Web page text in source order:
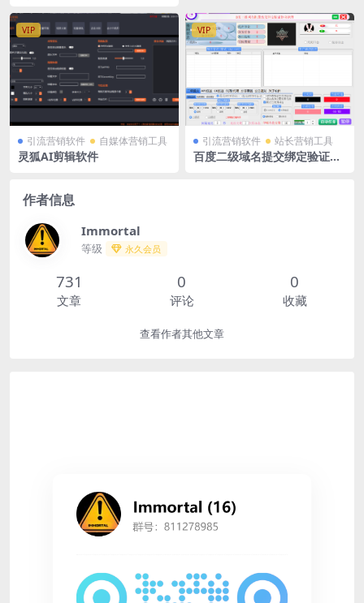
化操作软件。通过批...
VIP
引流营销软件 自媒体营销工具
灵狐AI剪辑软件
VIP
引流营销软件 站长营销工具
百度二级域名提交绑定验证协
作者信息
Immortal
等级 永久会员
731
文章
0
评论
0
收藏
查看作者其他文章